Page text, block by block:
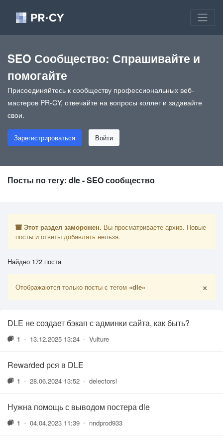
SEO Сообщество: Спрашивайте и
помогайте
Присоединяйтесь к сообществу профессиональных веб-
мастеров PR-CY, отвечайте на вопросы коллег и задавайте
свои.
Зарегистрироваться Войти
Посты по тегу: dle - SEO сообщество
Этот раздел заморожен. Вы просматриваете архив. Новые
посты и ответы добавлять нельзя.
Найдно 172 поста
Отображаются только посты с тегом «dle» ×
DLE не создает бэкап с админки сайта, как быть?
1 • 13.12.2025 13:24 • Vulture
Rewarded рся в DLE
1 • 28.06.2024 13:52 • delectorsl
Нужна помощь с выводом постера dle
1 • 04.04.2023 11:39 • nndprod933